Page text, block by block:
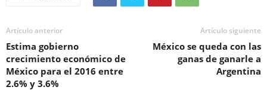
Artículo anterior
Estima gobierno
crecimiento económico de
México para el 2016 entre
2.6% y 3.6%
Artículo siguiente
México se queda con las
ganas de ganarle a
Argentina